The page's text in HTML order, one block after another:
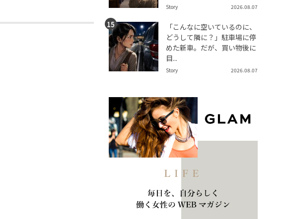
Story 2026.08.07
「こんなに空いているのに、
どうして隣に？」駐車場に停
めた新車。だが、買い物後に
目...
Story 2026.08.07